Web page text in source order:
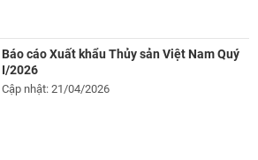
Báo cáo Xuất khẩu Thủy sản Việt Nam Quý
I/2026
Cập nhật: 21/04/2026